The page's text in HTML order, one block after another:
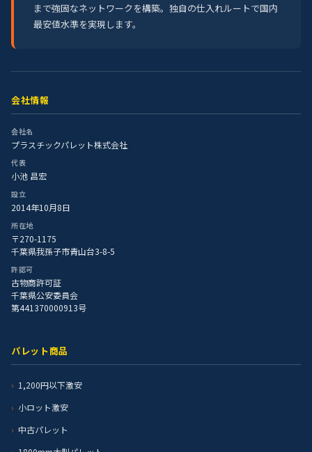
まで強固なネットワークを構築。独自の仕入れルートで国内
最安値水準を実現します。
会社情報
会社名
プラスチックパレット株式会社
代表
小池 昌宏
設立
2014年10月8日
所在地
〒270-1175
千葉県我孫子市青山台3-8-5
許認可
古物商許可証
千葉県公安委員会
第441370000913号
パレット商品
1,200円以下激安
小ロット激安
中古パレット